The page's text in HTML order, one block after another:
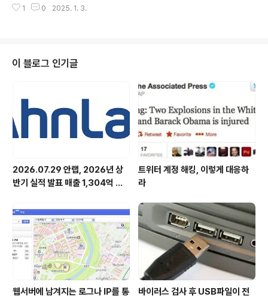
터(MITRE)’가 실시한 ‘마이터어택 평가 엔터프라..
ORLD CLASS(월드 클래스) 기업 도약 ▲AI 확대 적용
▲류창하 전략기획실장, 상무로 승진 ▲김건우 코어개발
실장·김창희 제품기획본부장·이상구 디지털혁신실장 각각
상무보로 승진 안랩(대표 강석균, www.ahnlab.com )이
1월 2일(목) 판교 안랩 사옥에서 2025년 시무식을 개최하
고, 승진인사를 단행했다. [2025년 시무식]이번 시무식
행사에서..
1 0 2025. 1. 3.
이 블로그 인기글
2026.07.29 안랩, 2026년 상
반기 실적 발표 매출 1,304억 원,
트위터 계정 해킹, 이렇게 대응하
라
웹서버에 남겨지는 로그나 IP를 통
바이러스 검사 후 USB파일이 전